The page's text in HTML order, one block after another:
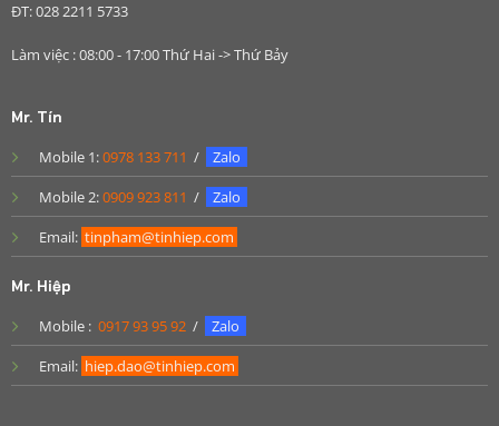
ĐT: 028 2211 5733
Làm việc : 08:00 - 17:00 Thứ Hai -> Thứ Bảy
Mr. Tín
Mobile 1:0978 133 711 /
Zalo
Mobile 2:0909 923 811 /
Zalo
Email: tinpham@tinhiep.com
Mr. Hiệp
Mobile : 0917 93 95 92/
Zalo
Email: hiep.dao@tinhiep.com